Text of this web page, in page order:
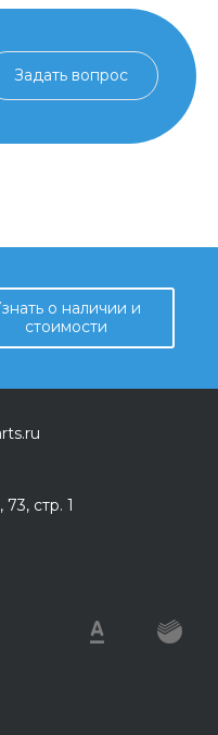
Задать вопрос
о наличии и
стоимости
стр. 1